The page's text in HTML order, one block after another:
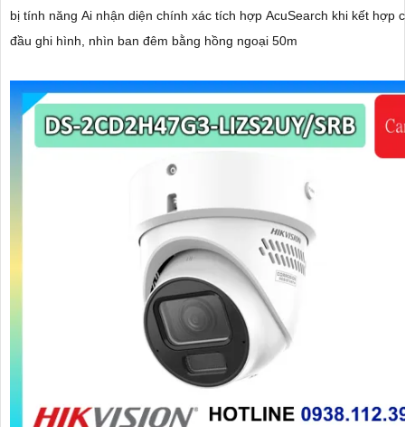
bị tính năng Ai nhận diện chính xác tích hợp AcuSearch khi kết hợp
đầu ghi hình, nhìn ban đêm bằng hồng ngoại 50m